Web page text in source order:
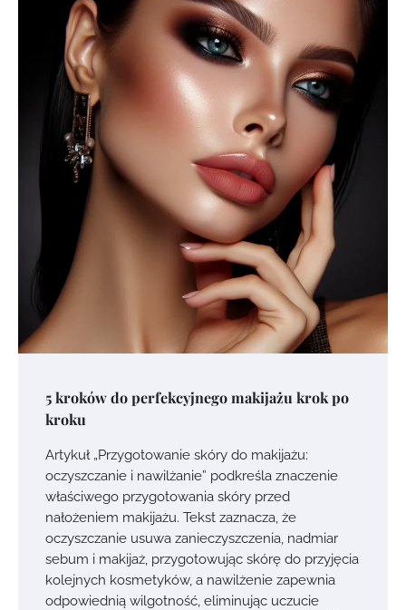
5 kroków do perfekcyjnego makijażu krok po
kroku
Artykuł „Przygotowanie skóry do makijażu:
oczyszczanie i nawilżanie” podkreśla znaczenie
właściwego przygotowania skóry przed
nałożeniem makijażu. Tekst zaznacza, że
oczyszczanie usuwa zanieczyszczenia, nadmiar
sebum i makijaż, przygotowując skórę do przyjęcia
kolejnych kosmetyków, a nawilżenie zapewnia
odpowiednią wilgotność, eliminując uczucie